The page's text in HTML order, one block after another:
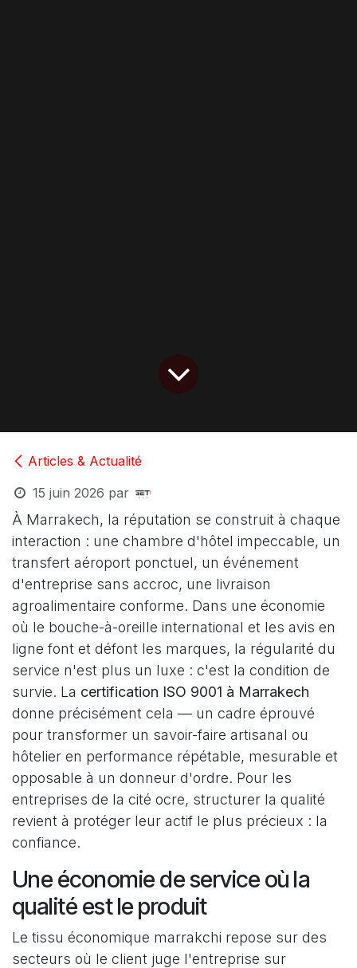
Articles & Actualité
15 juin 2026 par
À Marrakech, la réputation se construit à chaque
interaction : une chambre d'hôtel impeccable, un
transfert aéroport ponctuel, un événement
d'entreprise sans accroc, une livraison
agroalimentaire conforme. Dans une économie
où le bouche-à-oreille international et les avis en
ligne font et défont les marques, la régularité du
service n'est plus un luxe : c'est la condition de
survie. La certification ISO 9001 à Marrakech
donne précisément cela — un cadre éprouvé
pour transformer un savoir-faire artisanal ou
hôtelier en performance répétable, mesurable et
opposable à un donneur d'ordre. Pour les
entreprises de la cité ocre, structurer la qualité
revient à protéger leur actif le plus précieux : la
confiance.
Une économie de service où la
qualité est le produit
Le tissu économique marrakchi repose sur des
secteurs où le client juge l'entreprise sur